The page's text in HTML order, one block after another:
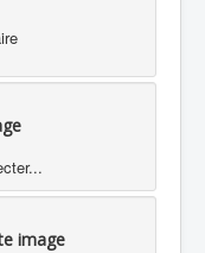
image